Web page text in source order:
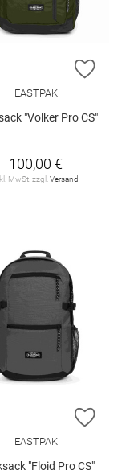
HINZUFÜGEN
ZUR
EASTPAK
"Volker Pro CS"
100,00 €
MwSt. zzgl. Versand
HINZUFÜGEN
ZUR
EASTPAK
"Floid Pro CS"